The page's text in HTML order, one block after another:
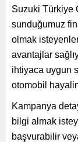
Suzuki Türkiye
sunduğumuz
olmak
avantajlar
ihtiyaca uygun
otomobil
Kampanya
bilgi almak
başvurabilir